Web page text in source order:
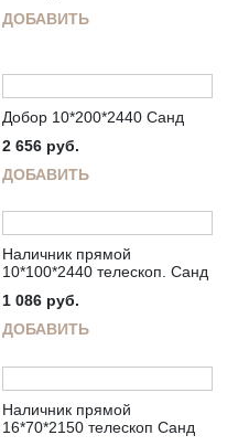
ДОБАВИТЬ
Добор 10*200*2440 Санд
2 656 руб.
ДОБАВИТЬ
Наличник прямой
10*100*2440 телескоп. Санд
1 086 руб.
ДОБАВИТЬ
Наличник прямой
16*70*2150 телескоп Санд